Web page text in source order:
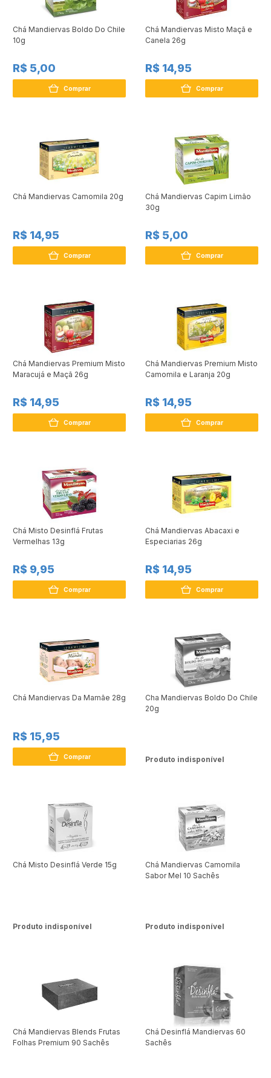
Chá Mandiervas Boldo Do Chile
10g
R$ 5,00
Comprar
Chá Mandiervas Misto Maçã e
Canela 26g
R$ 14,95
Comprar
Chá Mandiervas Camomila 20g
R$ 14,95
Comprar
Chá Mandiervas Capim Limão
30g
R$ 5,00
Comprar
Chá Mandiervas Premium Misto
Maracujá e Maçã 26g
R$ 14,95
Comprar
Chá Mandiervas Premium Misto
Camomila e Laranja 20g
R$ 14,95
Comprar
Chá Misto Desinflá Frutas
Vermelhas 13g
R$ 9,95
Comprar
Chá Mandiervas Abacaxi e
Especiarias 26g
R$ 14,95
Comprar
Chá Mandiervas Da Mamãe 28g
R$ 15,95
Comprar
Cha Mandiervas Boldo Do Chile
20g
Produto indisponível
Chá Misto Desinflá Verde 15g
Produto indisponível
Chá Mandiervas Camomila
Sabor Mel 10 Sachês
Produto indisponível
Chá Mandiervas Blends Frutas
Folhas Premium 90 Sachês
Chá Desinflá Mandiervas 60
Sachês